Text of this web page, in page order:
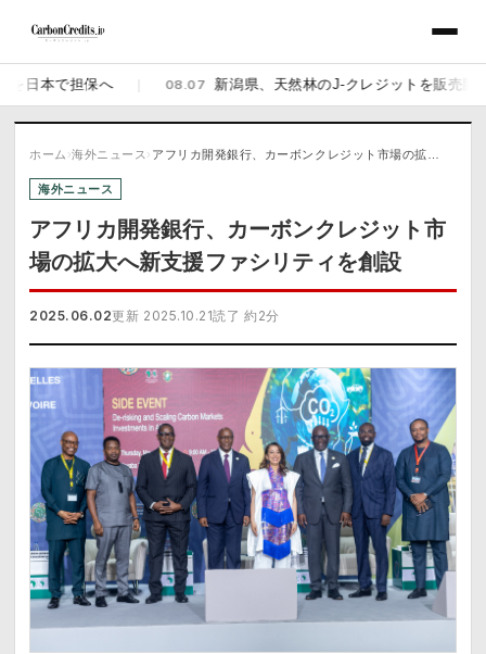
で担保へ | 08.07 新潟県、天然林のJ-クレジットを販売開始
ホーム ›海外ニュース › アフリカ開発銀行、カーボンクレジット市場の拡…
海外ニュース
アフリカ開発銀行、カーボンクレジット市
場の拡大へ新支援ファシリティを創設
2025.06.02更新 2025.10.21読了 約2分